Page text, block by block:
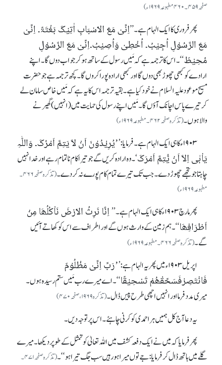
صفحہ ۴۵۹۔۴۶۰مطبوعہ ۱۹۶۹ ء)
پھرفروری کا ایک الہام ہے۔’’اِنِّیْ مَعَ الْاَسْبَابِ اٰتِیْکَ بَغْتَۃً۔ اِنِّیْ
مَعَ الرَّسُوْلِ اُجِیْبُ۔ اُخْطِیْ وَاُصِیْبُ۔اِنِّیْ مَعَ الرَّسُوْلِ
مُحِیْطٌ‘‘۔اس کا ترجمہ ہے کہ مَیں رسول کے ساتھ ہو کر جوا ب دوں گا۔اپنے
ارادے کو کبھی چھوڑبھی دوں گا اور کبھی ارادہ پورا کروں گا۔ کچھ ترجمہ ہے جو حضرت
مسیح موعود علیہ السلام نے خود کیا ہے۔ بقیہ ترجمہ اس کا یہ ہے کہ مَیں خا ص سامان لے
کر تیرے پاس اچانک آؤں گا۔ مَیں اپنے رسول کی حمایت میں (انہیں ) گھیرنے
والاہوں ۔(تذکرہ صفحہ ۴۶۲۔مطبوعہ ۱۹۶۹ ء)
۱۹۰۳ ء کا ہی ایک ا لہام ہے۔فرمایا :’
’یُرِیْدُوْنَ اَنْ لَّا یَتِمَّ اَمْرُکَ۔ وَاللّٰہِ
یَاْبٰی اِلَّا اَنْ یُّتِمَّ اَمْرَکَ‘۔ وہ ارادہ کریں گے جو تیرا کام ناتمام رہے اور خدا نہیں
چاہتا جو تجھے چھوڑ دے۔ جب تک تیرے تمام کام پورـے نہ کردے۔
(تذکر ہ صفحہ ۴۶۶۔
مطبوعہ ۱۹۶۹ ء)
پھر مارچ ۱۹۰۳ ء کا ہی ایک الہام ہے۔’’
اِنَّا نَرِثُ الْاَرْضَ نَاْکُلُھَا مِنْ
اَطْرَافِھَا‘‘۔ ہم زمین کے وارث ہوں گے اور اطراف سے اس کو کھاتے آئیں
گے۔(تذکرہ صفحہ ۴۶۶۔مطبوعہ ۱۹۶۹ ء)
اپریل ۱۹۰۳ ء میں پھریہ الہام ہے:’
’رَبِّ اِنِّیْ مَظْلُوْمٌ
فَانْتَصِرْفَسَحِّقْھُمْ تَسْحِیْقًا‘‘۔اے میرے رب مَیں ستم رسیدہ ہوں ۔
میری مدد فرما اور انہیں اچھی طرح پیس ڈال۔(تذکرہ ۱۹۶۹، صفحہ ۴۷۰)
یہ دعا آج کل ہمیں ہر احمدی کو کرنی چاہئے۔ اس پر توجہ دیں ۔
پھر فرمایا کہ میں نے ایک دفعہ کشف میں اللہ تعالیٰ کو تمثل کے طوپر دیکھا۔میرے
گلے میں ہاتھ ڈال کر فرمایا:جے تو ں میرا ہو رہیں سب جگ تیرا ہو‘‘۔
(تذکرہ صفحہ ۴۷۱۔